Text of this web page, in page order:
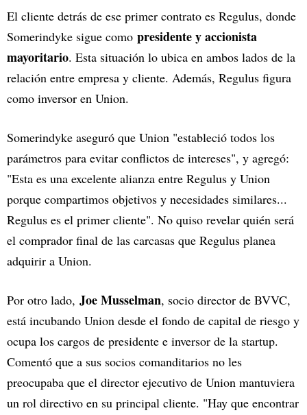
El cliente detrás de ese primer contrato es Regulus, donde
Somerindyke sigue como presidente y accionista
mayoritario. Esta situación lo ubica en ambos lados de la
relación entre empresa y cliente. Además, Regulus figura
como inversor en Union.
Somerindyke aseguró que Union "estableció todos los
parámetros para evitar conflictos de intereses", y agregó:
"Esta es una excelente alianza entre Regulus y Union
porque compartimos objetivos y necesidades similares...
Regulus es el primer cliente". No quiso revelar quién será
el comprador final de las carcasas que Regulus planea
adquirir a Union.
Por otro lado, Joe Musselman, socio director de BVVC,
está incubando Union desde el fondo de capital de riesgo y
ocupa los cargos de presidente e inversor de la startup.
Comentó que a sus socios comanditarios no les
preocupaba que el director ejecutivo de Union mantuviera
un rol directivo en su principal cliente. "Hay que encontrar